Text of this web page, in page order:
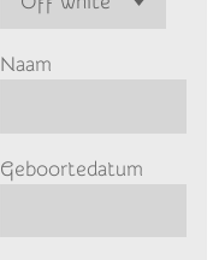
Naam
Geboortedatum